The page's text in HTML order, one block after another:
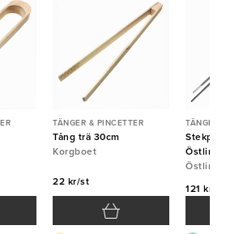
TÄNGER & PINCETTER
Tång trä 30cm
Korgboet
22 kr/st
TÄNGER
Östlin
Östlin
121 kr/st